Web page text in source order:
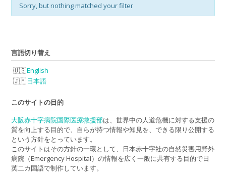
Sorry, but nothing matched your filter
言語切り替え
English
日本語
このサイトの目的
大阪赤十字病院国際医療救援部は、世界中の人道危機に対する支援の
質を向上する目的で、自らが持つ情報や知見を、できる限り公開する
という方針をとっています。
このサイトはその方針の一環として、日本赤十字社の自然災害用野外
病院（Emergency Hospital）の情報を広く一般に共有する目的で日
英二カ国語で制作しています。